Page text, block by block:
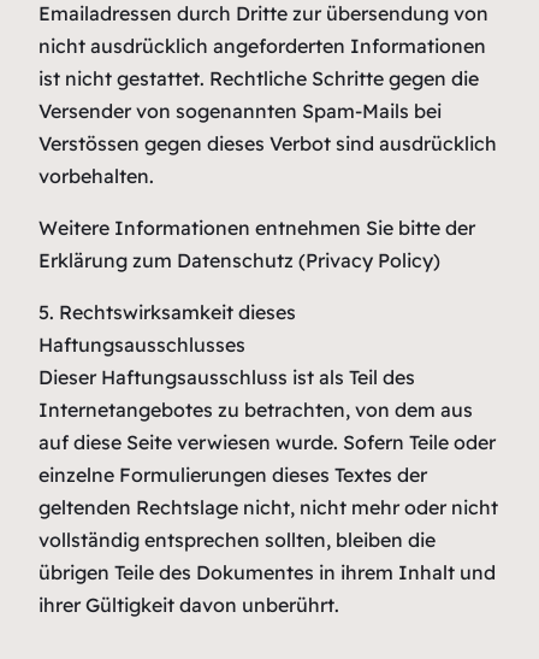
Emailadressen durch Dritte zur übersendung von
nicht ausdrücklich angeforderten Informationen
ist nicht gestattet. Rechtliche Schritte gegen die
Versender von sogenannten Spam-Mails bei
Verstössen gegen dieses Verbot sind ausdrücklich
vorbehalten.
Weitere Informationen entnehmen Sie bitte der
Erklärung zum Datenschutz (Privacy Policy)
5. Rechtswirksamkeit dieses
Haftungsausschlusses
Dieser Haftungsausschluss ist als Teil des
Internetangebotes zu betrachten, von dem aus
auf diese Seite verwiesen wurde. Sofern Teile oder
einzelne Formulierungen dieses Textes der
geltenden Rechtslage nicht, nicht mehr oder nicht
vollständig entsprechen sollten, bleiben die
übrigen Teile des Dokumentes in ihrem Inhalt und
ihrer Gültigkeit davon unberührt.